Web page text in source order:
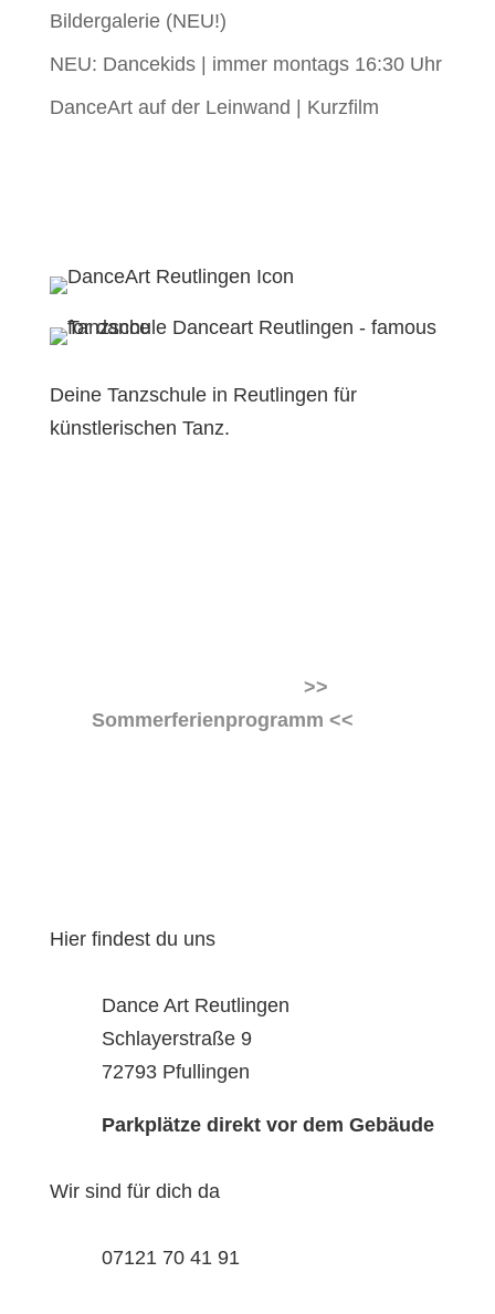
Bildergalerie (NEU!)
NEU: Dancekids | immer montags 16:30 Uhr
DanceArt auf der Leinwand | Kurzfilm
Deine Tanzschule in Reutlingen für
künstlerischen Tanz.
sondern unser>>
Sommerferienprogramm <<
Hier findest du uns
Dance Art Reutlingen
Schlayerstraße 9
72793 Pfullingen
Parkplätze direkt vor dem Gebäude
Wir sind für dich da
07121 70 41 91